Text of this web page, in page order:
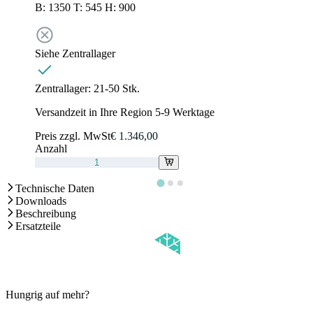
B: 1350 T: 545 H: 900
Siehe Zentrallager
Zentrallager: 21-50 Stk.
Versandzeit in Ihre Region 5-9 Werktage
Preis zzgl. MwSt€ 1.346,00
Anzahl
Technische Daten
Downloads
Beschreibung
Ersatzteile
Hungrig auf mehr?